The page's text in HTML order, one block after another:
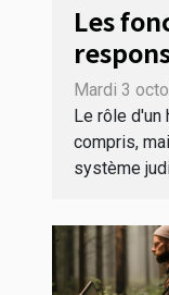
Les
Mardi 3
Le rôle d'un
compris,
système